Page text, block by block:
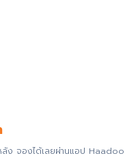
ง จองได้เลยผ่านแอป Haadoo